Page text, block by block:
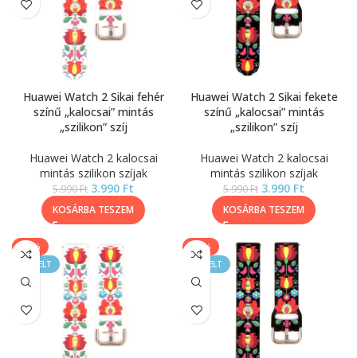
Huawei Watch 2 Sikai fehér
színű „kalocsai” mintás
„szilikon” szíj
Huawei Watch 2 kalocsai
mintás szilikon szíjak
5.990Ft 3.990 Ft
KOSÁRBA TESZEM
Huawei Watch 2 Sikai fekete
színű „kalocsai” mintás
„szilikon” szíj
Huawei Watch 2 kalocsai
mintás szilikon szíjak
5.990Ft 3.990 Ft
KOSÁRBA TESZEM
-33%
KIEMELT
-33%
KIEMELT